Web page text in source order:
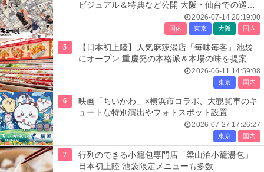
ビジュアル＆特典など公開 大阪・仙台での巡回
2026-07-14 20:19:00
国内 東京 大阪 国内
5
【日本初上陸】人気麻辣湯店「毎味毎客」池袋
にオープン 重慶発の本格派＆本場の味を提案
2026-06-11 14:59:08
東京 国内
6
映画「ちいかわ」×横浜市コラボ、大観覧車のキ
ュートな特別演出やフォトスポット設置
2026-07-27 17:26:27
東京 国内
7
行列のできる小籠包専門店「梁山泊小籠湯包」
日本初上陸 池袋限定メニューも多数